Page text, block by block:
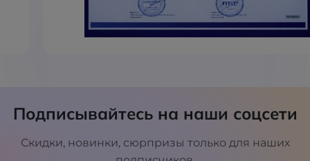
Подписывайтесь на наши соцсети
Скидки, новинки, сюрпризы только для наших